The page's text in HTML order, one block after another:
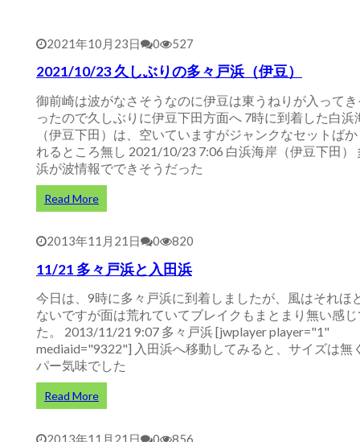
2021年10月23日 0 527
2021/10/23 久しぶりの多々戸浜（伊豆）
御前崎は波がなさそうなのに伊豆は東うねりが入って
ったので久しぶりに伊豆下田方面へ 7時に到着した白浜
（伊豆下田）は、空いていますがジャンクなセットば
れるところ無し 2021/10/23 7:06 白浜海岸（伊豆下田）
浜が波情報でできそうだった
Read More
2013年11月21日 0 820
11/21 多々戸浜と入田浜
今日は、9時に多々戸浜に到着しましたが、風はそれほ
ないですが面は荒れていてブレイクもまとまり無い感
た。 2013/11/21 9:07 多々戸浜 [jwplayer player="1"
mediaid="9322"] 入田浜へ移動してみると、サイズは無
パー気味でした
Read More
2013年11月21日 0 856